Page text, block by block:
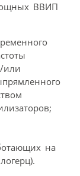
ВВИП
или
на